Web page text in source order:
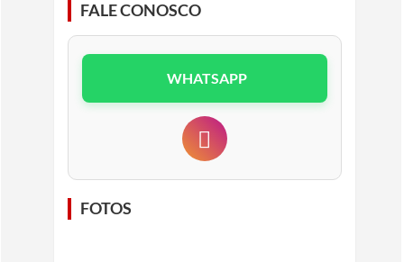
FALE CONOSCO
WHATSAPP
FOTOS